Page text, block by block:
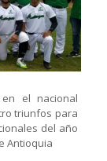
el nacional
triunfos para
del año
Antioquia